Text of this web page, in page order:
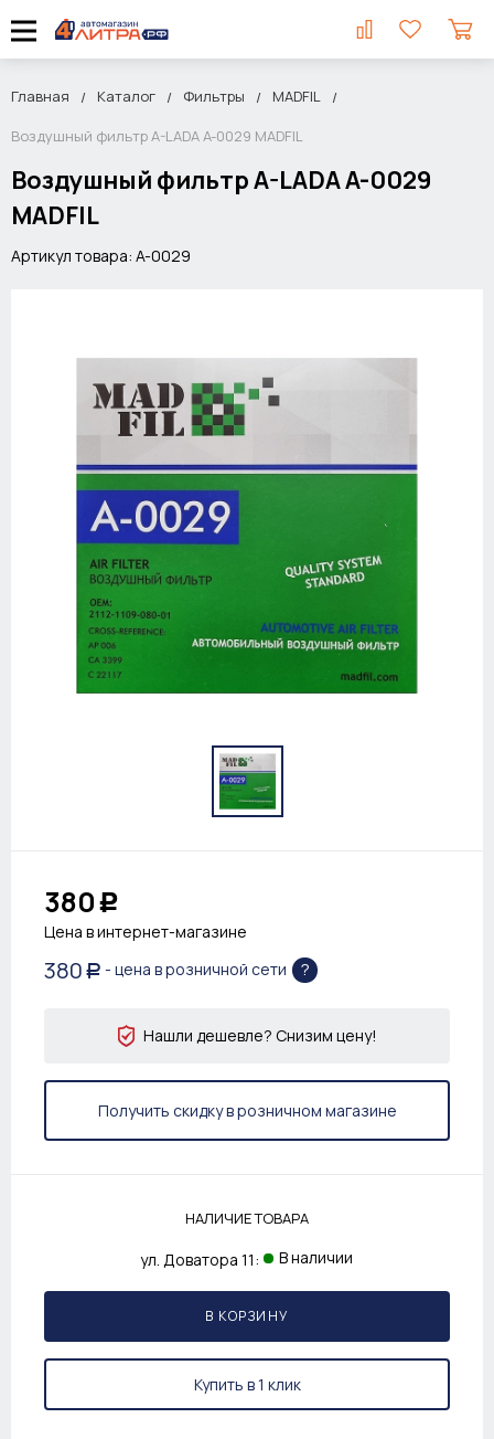
Главная Каталог Фильтры
MADFIL
Воздушный фильтр A-LADA A-0029 MADFIL
Воздушный фильтр A-LADA A-0029
MADFIL
Артикул товара: A-0029
380 Р
Цена в интернет-магазине
380 Р - цена в розничной сети ?
Нашли дешевле? Снизим цену!
Получить скидку в розничном магазине
НАЛИЧИЕ ТОВАРА
ул. Доватора 11: В наличии
В КОРЗИНУ
Купить в 1 клик